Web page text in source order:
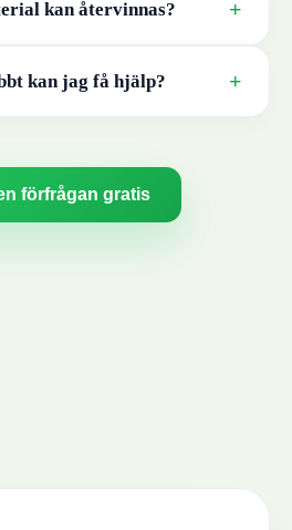
kan återvinnas? +
kan jag få hjälp? +
förfrågan gratis